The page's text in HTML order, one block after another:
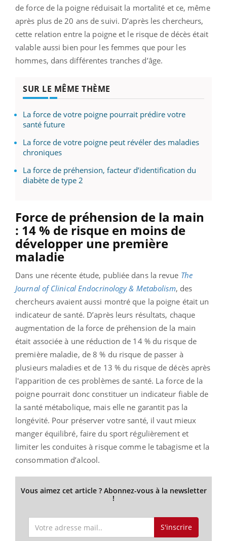
de force de la poigne réduisait la mortalité et ce, même
après plus de 20 ans de suivi. D’après les chercheurs,
cette relation entre la poigne et le risque de décès était
valable aussi bien pour les femmes que pour les
hommes, dans différentes tranches d’âge.
SUR LE MÊME THÈME
La force de votre poigne pourrait prédire votre
santé future
La force de votre poigne peut révéler des maladies
chroniques
La force de préhension, facteur d’identification du
diabète de type 2
Force de préhension de la main
: 14 % de risque en moins de
développer une première
maladie
Dans une récente étude, publiée dans la revue The
Journal of Clinical Endocrinology & Metabolism, des
chercheurs avaient aussi montré que la poigne était un
indicateur de santé. D’après leurs résultats, chaque
augmentation de la force de préhension de la main
était associée à une réduction de 14 % du risque de
première maladie, de 8 % du risque de passer à
plusieurs maladies et de 13 % du risque de décès après
l'apparition de ces problèmes de santé. La force de la
poigne pourrait donc constituer un indicateur fiable de
la santé métabolique, mais elle ne garantit pas la
longévité. Pour préserver votre santé, il vaut mieux
manger équilibré, faire du sport régulièrement et
limiter les conduites à risque comme le tabagisme et la
consommation d’alcool.
Vous aimez cet article ? Abonnez-vous à la newsletter
!
S'inscrire